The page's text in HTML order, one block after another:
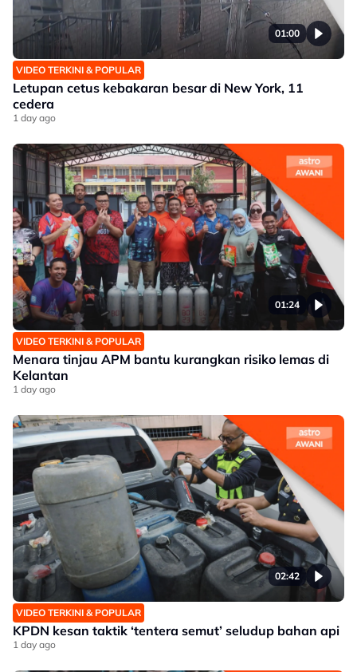
01:00
VIDEO TERKINI & POPULAR
Letupan cetus kebakaran besar di New York, 11
cedera
1 day ago
01:24
VIDEO TERKINI & POPULAR
Menara tinjau APM bantu kurangkan risiko lemas di
Kelantan
1 day ago
02:42
VIDEO TERKINI & POPULAR
KPDN kesan taktik ‘tentera semut’ seludup bahan api
1 day ago